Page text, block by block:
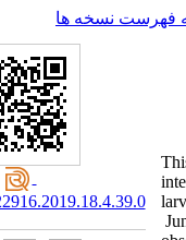
فهرست نسخه ها